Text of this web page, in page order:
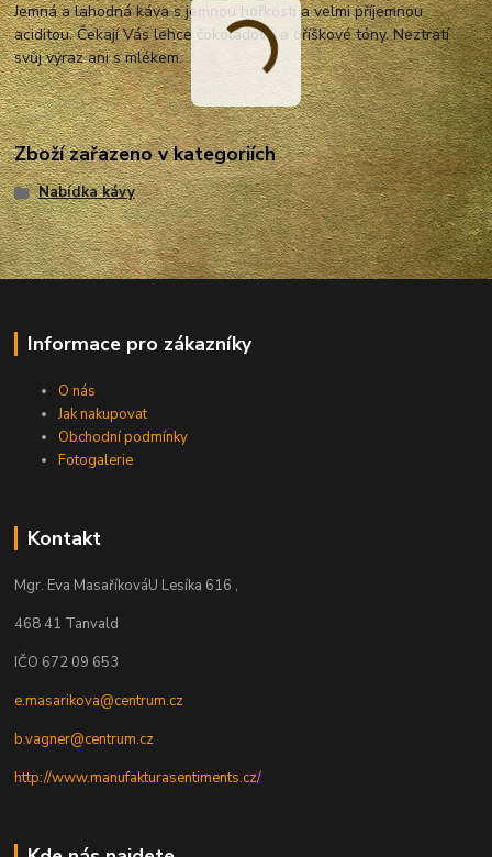
Jemná a lahodná káva s jemnou hořkostí a velmi příjemnou
aciditou. Čekají Vás lehce čokoládové a oříškové tóny. Neztratí
svůj výraz ani s mlékem.
Zboží zařazeno v kategoriích
Nabídka kávy
Informace pro zákazníky
O nás
Jak nakupovat
Obchodní podmínky
Fotogalerie
Kontakt
Mgr. Eva MasaříkováU Lesíka 616 ,
468 41 Tanvald
IČO 672 09 653
e.masarikova@centrum.cz
b.vagner@centrum.cz
http://www.manufakturasentiments.cz/